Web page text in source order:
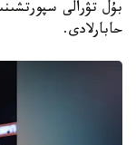
حابارلادى.